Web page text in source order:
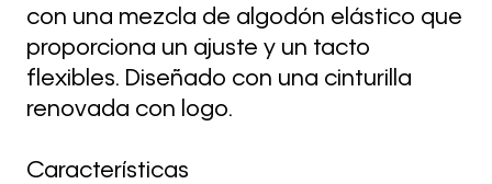
con una mezcla de algodón elástico que
proporciona un ajuste y un tacto
flexibles. Diseñado con una cinturilla
renovada con logo.
Características